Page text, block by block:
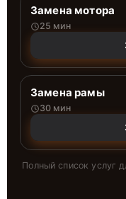
Замена мотора
25 мин
Замена рамы
30 мин
Полный список услуг